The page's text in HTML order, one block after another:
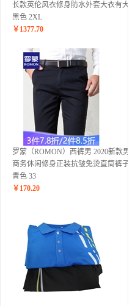
长款英伦风衣修身防水外套大衣有大码
黑色 2XL
￥ 1377.70
罗蒙（ROMON）西裤男 2020新款男士
商务休闲修身正装抗皱免烫直筒裤子 藏
青色 33
￥ 170.20